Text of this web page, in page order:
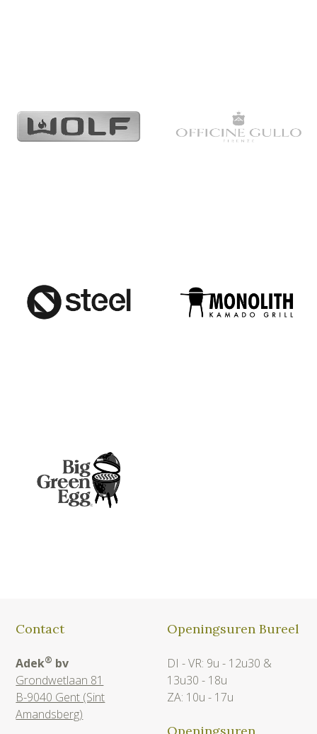
Contact
Adek® bv
Grondwetlaan 81
B-9040 Gent (Sint
Amandsberg)
Openingsuren Bureel
DI - VR: 9u - 12u30 &
13u30 - 18u
ZA: 10u - 17u